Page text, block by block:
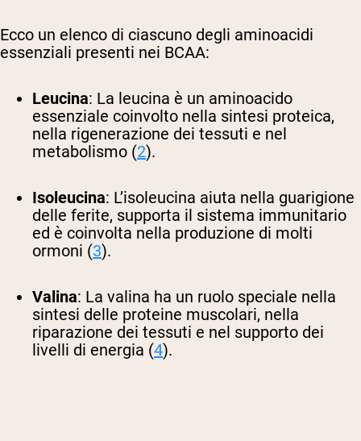
Ecco un elenco di ciascuno degli aminoacidi
essenziali presenti nei BCAA:
Leucina: La leucina è un aminoacido
essenziale coinvolto nella sintesi proteica,
nella rigenerazione dei tessuti e nel
metabolismo (2).
Isoleucina: L’isoleucina aiuta nella guarigione
delle ferite, supporta il sistema immunitario
ed è coinvolta nella produzione di molti
ormoni (3).
Valina: La valina ha un ruolo speciale nella
sintesi delle proteine muscolari, nella
riparazione dei tessuti e nel supporto dei
livelli di energia (4).